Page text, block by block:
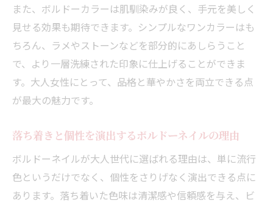
を楽しむ方法
サロン選びで重視したい大人の上品さと快
適さ
上品に映えるボルドーネイルのカラーアレ
ンジ術
ガイド
大人女性のためのボルドーネイル色選びの
コツ
名鉄名古屋駅周辺で叶う上質ボルドーネイ
また、ボルドーカラーは肌馴染みが良く、手元を美しく
見せる効果も期待できます。シンプルなワンカラーはも
ちろん、ラメやストーンなどを部分的にあしらうこと
で、より一層洗練された印象に仕上げることができま
す。大人女性にとって、品格と華やかさを両立できる点
が最大の魅力です。
落ち着きと個性を演出するボルドーネイルの理由
ボルドーネイルが大人世代に選ばれる理由は、単に流行
色というだけでなく、個性をさりげなく演出できる点に
あります。落ち着いた色味は清潔感や信頼感を与え、ビ